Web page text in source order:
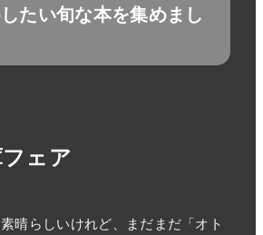
たい旬な本を集めまし
ェア
晴らしいけれど、まだまだ「オト